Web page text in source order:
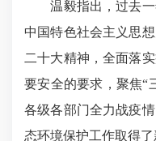
温毅指出，过去一
中国特色社会主义思
二十大精神，全面落
要安全的要求，聚焦“
各级各部门全力战疫
态环境保护工作取得了